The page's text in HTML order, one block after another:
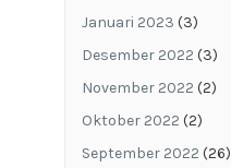
Januari 2023 (3)
Desember 2022 (3)
November 2022 (2)
Oktober 2022 (2)
September 2022 (26)